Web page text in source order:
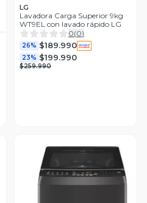
LG
Lavadora Carga Superior 9kg
WT9EL con lavado rápido LG
0(0)
26% $189.990
23% $199.990
$259.990